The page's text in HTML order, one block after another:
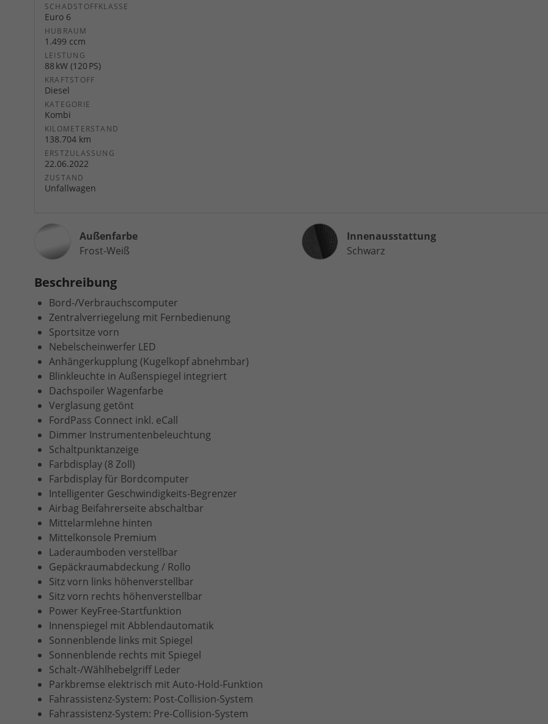
SCHADSTOFFKLASSE
Euro 6
HUBRAUM
1.499 ccm
LEISTUNG
88 kW (120 PS)
KRAFTSTOFF
Diesel
KATEGORIE
Kombi
KILOMETERSTAND
138.704 km
ERSTZULASSUNG
22.06.2022
ZUSTAND
Unfallwagen
Außenfarbe
Frost-Weiß
InnenausstattungInnenausstattung
Schwarz
Beschreibung
Bord-/Verbrauchscomputer
Zentralverriegelung mit Fernbedienung
Sportsitze vorn
Nebelscheinwerfer LED
Anhängerkupplung (Kugelkopf abnehmbar)
Blinkleuchte in Außenspiegel integriert
Dachspoiler Wagenfarbe
Verglasung getönt
FordPass Connect inkl. eCall
Dimmer Instrumentenbeleuchtung
Schaltpunktanzeige
Farbdisplay (8 Zoll)
Farbdisplay für Bordcomputer
Intelligenter Geschwindigkeits-Begrenzer
Airbag Beifahrerseite abschaltbar
Mittelarmlehne hinten
Mittelkonsole Premium
Laderaumboden verstellbar
Gepäckraumabdeckung / Rollo
Sitz vorn links höhenverstellbar
Sitz vorn rechts höhenverstellbar
Power KeyFree-Startfunktion
Innenspiegel mit Abblendautomatik
Sonnenblende links mit Spiegel
Sonnenblende rechts mit Spiegel
Schalt-/Wählhebelgriff Leder
Parkbremse elektrisch mit Auto-Hold-Funktion
Fahrassistenz-System: Post-Collision-System
Fahrassistenz-System: Pre-Collision-System